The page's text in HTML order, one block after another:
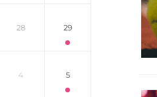
28 29
4 5